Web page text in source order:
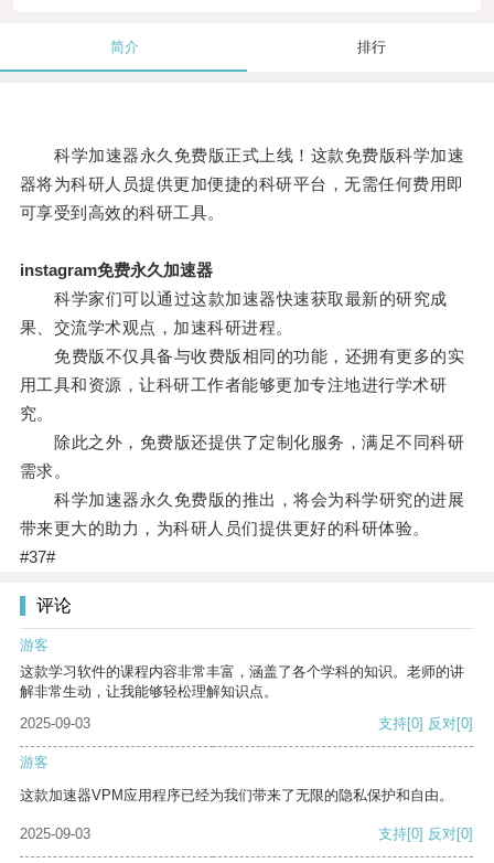
简介 排行
科学加速器永久免费版正式上线！这款免费版科学加速
器将为科研人员提供更加便捷的科研平台，无需任何费用即
可享受到高效的科研工具。
instagram免费永久加速器
科学家们可以通过这款加速器快速获取最新的研究成
果、交流学术观点，加速科研进程。
免费版不仅具备与收费版相同的功能，还拥有更多的实
用工具和资源，让科研工作者能够更加专注地进行学术研
究。
除此之外，免费版还提供了定制化服务，满足不同科研
需求。
科学加速器永久免费版的推出，将会为科学研究的进展
带来更大的助力，为科研人员们提供更好的科研体验。
#37#
评论
游客
这款学习软件的课程内容非常丰富，涵盖了各个学科的知识。老师的讲
解非常生动，让我能够轻松理解知识点。
2025-09-03
支持[0] 反对[0]
游客
这款加速器VPM应用程序已经为我们带来了无限的隐私保护和自由。
2025-09-03 支持[0] 反对[0]